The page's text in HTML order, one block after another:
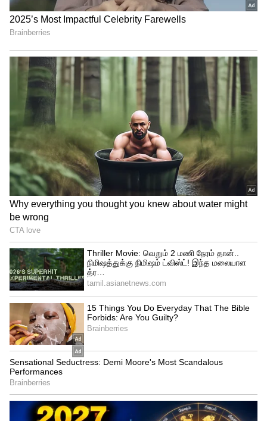
இந்த வழக்கில் கூடுதல் கவனம் செலுத்தி
விசாரணை நடத்துவது தெரியவந்துள்ளது.
தாக்கல் செய்த மனுவையும் நீதிமன்றம்
நிராகரித்துள்ளது.
இதனிடையே சவுக்கு சங்கர் தொடர்பான
வழக்கை விசாரிக்க வேண்டாம் என
வலியுறுத்தி இரண்டு முக்கிய பிரமுகர்கள்
தன்னிடம் பேசியதாக சென்னை உயர்
நீதிமன்ற நீதிபதி ஜி.ஆர்.சுவாமிநாதன்
பரபரப்பு குற்றச்சாட்டை
முன்வைத்திருக்கிறார். இந்த இரண்டு பேர்
வெளிப்படையாகக் கூறாதது ஏன் என்ற
கேள்விகள் எழுந்துள்ளன.